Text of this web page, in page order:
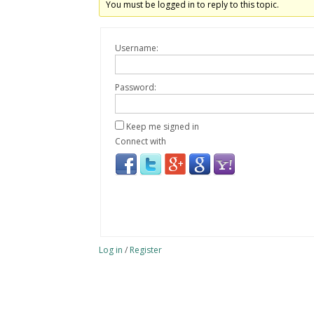
You must be logged in to reply to this topic.
Username:
Password:
Keep me signed in
Connect with
Log in / Register